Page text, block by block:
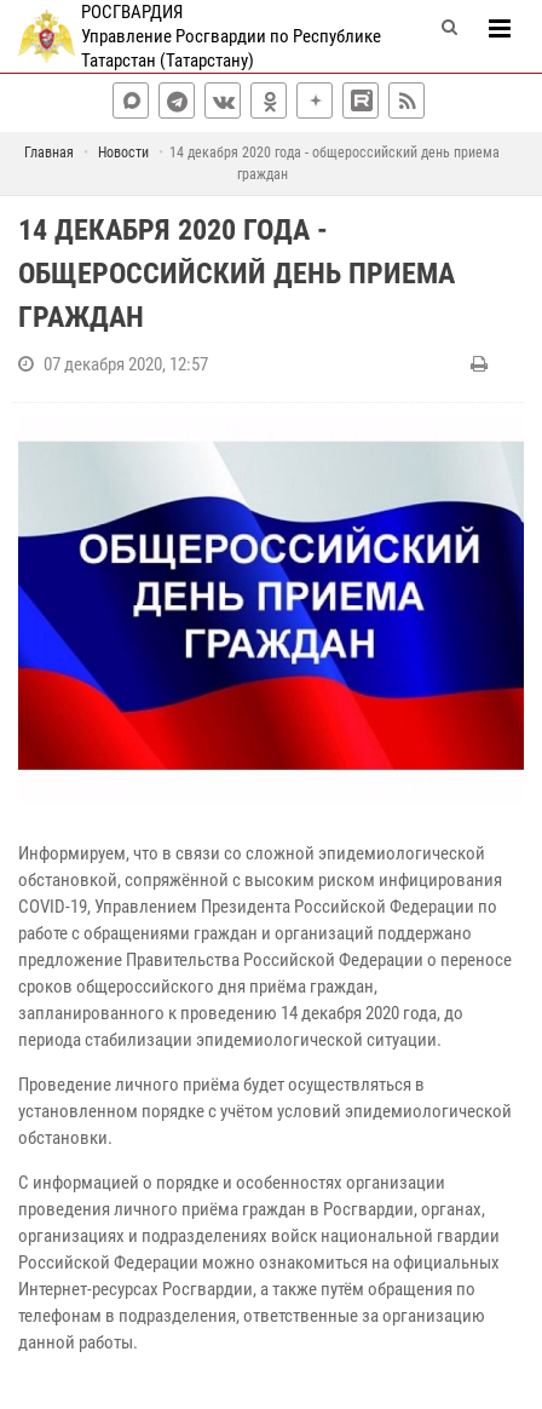
РОСГВАРДИЯ
Управление Росгвардии по Республике
Татарстан (Татарстану)
Главная Новости
14 декабря 2020 года - общероссийский день приема
граждан
14 ДЕКАБРЯ 2020 ГОДА -
ОБЩЕРОССИЙСКИЙ ДЕНЬ ПРИЕМА
ГРАЖДАН
07 декабря 2020, 12:57
Информируем, что в связи со сложной эпидемиологической
обстановкой, сопряжённой с высоким риском инфицирования
COVID-19, Управлением Президента Российской Федерации по
работе с обращениями граждан и организаций поддержано
предложение Правительства Российской Федерации о переносе
сроков общероссийского дня приёма граждан,
запланированного к проведению 14 декабря 2020 года, до
периода стабилизации эпидемиологической ситуации.
Проведение личного приёма будет осуществляться в
установленном порядке с учётом условий эпидемиологической
обстановки.
С информацией о порядке и особенностях организации
проведения личного приёма граждан в Росгвардии, органах,
организациях и подразделениях войск национальной гвардии
Российской Федерации можно ознакомиться на официальных
Интернет-ресурсах Росгвардии, а также путём обращения по
телефонам в подразделения, ответственные за организацию
данной работы.